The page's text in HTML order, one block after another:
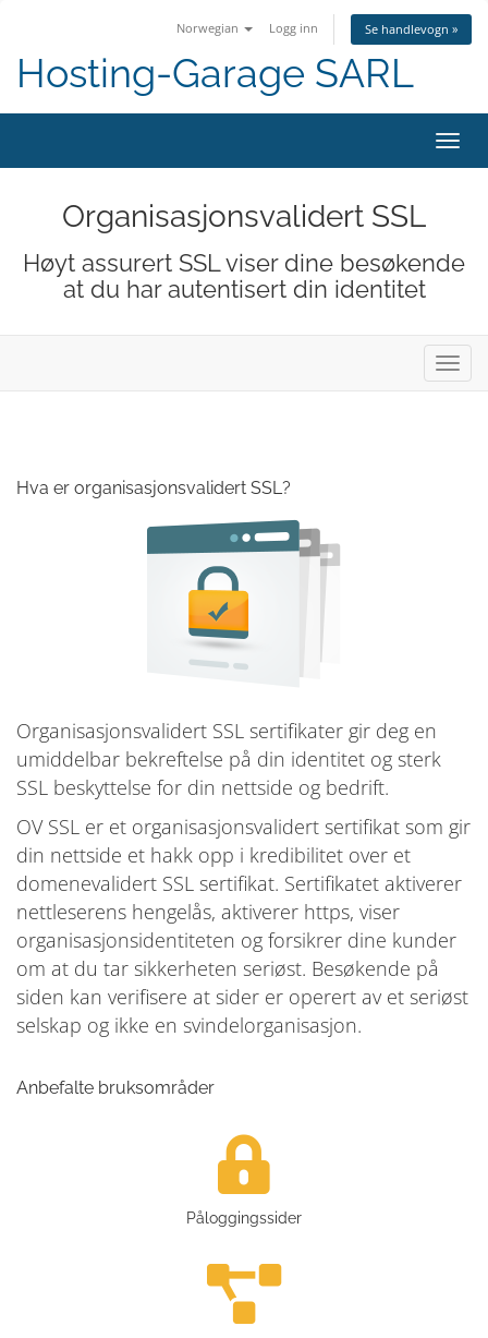
Norwegian Logg inn Se handlevogn »
Hosting-Garage SARL
Bytt
Organisasjonsvalidert SSL
Høyt assurert SSL viser dine besøkende
at du har autentisert din identitet
Bytt
Hva er organisasjonsvalidert SSL?
Organisasjonsvalidert SSL sertifikater gir deg en
umiddelbar bekreftelse på din identitet og sterk
SSL beskyttelse for din nettside og bedrift.
OV SSL er et organisasjonsvalidert sertifikat som gir
din nettside et hakk opp i kredibilitet over et
domenevalidert SSL sertifikat. Sertifikatet aktiverer
nettleserens hengelås, aktiverer https, viser
organisasjonsidentiteten og forsikrer dine kunder
om at du tar sikkerheten seriøst. Besøkende på
siden kan verifisere at sider er operert av et seriøst
selskap og ikke en svindelorganisasjon.
Anbefalte bruksområder
Påloggingssider